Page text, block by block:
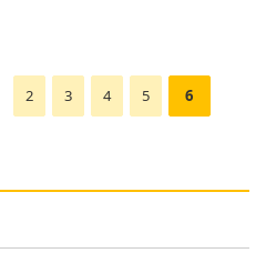
2 3 4 5 6